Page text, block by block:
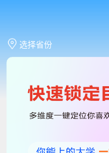
选择省份